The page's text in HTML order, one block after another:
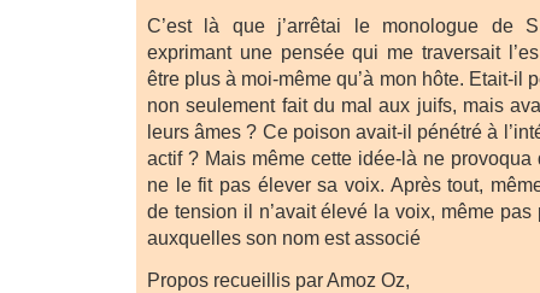
C’est là que j’arrêtai le monologue de
exprimant une pensée qui me traversait
être plus à moi-même qu’à mon hôte. Etait-il
non seulement fait du mal aux juifs, mais
leurs âmes ? Ce poison avait-il pénétré à
actif ? Mais même cette idée-là ne
ne le fit pas élever sa voix. Après tout,
de tension il n’avait élevé la voix, même
auxquelles son nom est associé
Propos recueillis par Amoz Oz,